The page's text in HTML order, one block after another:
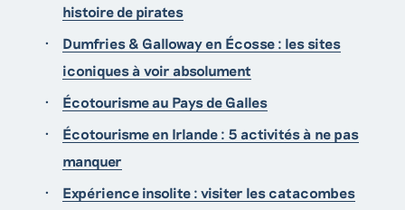
histoire de pirates
Dumfries & Galloway en Écosse : les sites
iconiques à voir absolument
Écotourisme au Pays de Galles
Écotourisme en Irlande : 5 activités à ne pas
manquer
Expérience insolite : visiter les catacombes